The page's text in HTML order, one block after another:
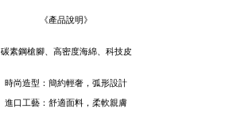
《產品說明》
碳素鋼槍腳、高密度海綿、科技皮
時尚造型：簡約輕奢，弧形設計
進口工藝：舒適面料，柔軟親膚